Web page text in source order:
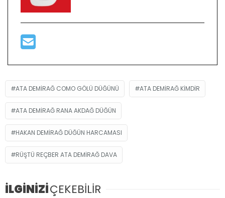
ATA DEMIRAĞ COMO GÖLÜ DÜĞÜNÜ ATA DEMIRAĞ KIMDIR
ATA DEMIRAĞ RANA AKDAĞ DÜĞÜN
HAKAN DEMIRAĞ DÜĞÜN HARCAMASI
RÜŞTÜ REÇBER ATA DEMIRAĞ DAVA
İLGİNİZİÇEKEBİLİR